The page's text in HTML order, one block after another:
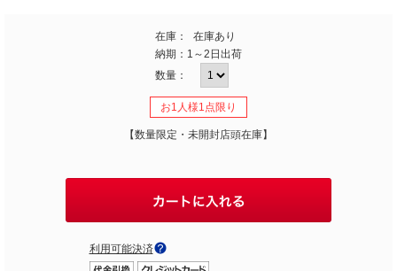
在庫：
在庫あり
納期： 1～2日出荷
数量：
お1人様1点限り
【数量限定・未開封店頭在庫】
利用可能決済